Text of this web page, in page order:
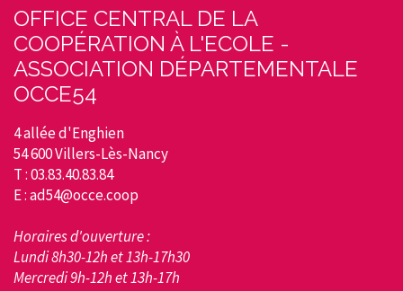
OFFICE CENTRAL DE LA
COOPÉRATION À L'ECOLE -
ASSOCIATION DÉPARTEMENTALE
OCCE54
4 allée d'Enghien
54 600 Villers-Lès-Nancy
T : 03.83.40.83.84
E : ad54@occe.coop
Horaires d'ouverture :
Lundi 8h30-12h et 13h-17h30
Mercredi 9h-12h et 13h-17h